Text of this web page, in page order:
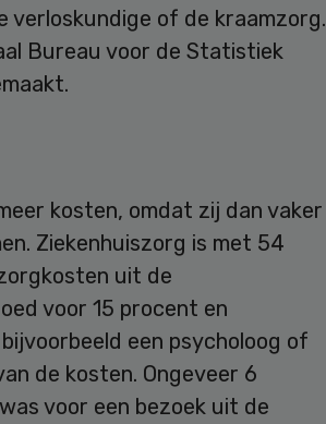
verloskundige of de kraamzorg.
Bureau voor de Statistiek
kosten, omdat zij dan vaker
Ziekenhuiszorg is met 54
uit de
voor 15 procent en
een psycholoog of
de kosten. Ongeveer 6
voor een bezoek uit de